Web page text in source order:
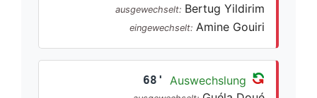
ausgewechselt: Bertug Yildirim
eingewechselt: Amine Gouiri
68' Auswechslung